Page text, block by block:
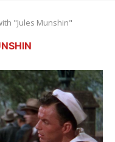
"Jules Munshin"